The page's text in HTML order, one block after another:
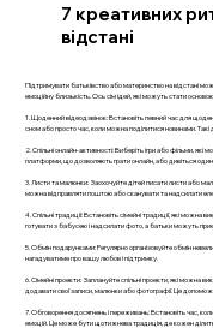
7 креативних
відстані
Підтримувати батьківство або материнство на відстані
емоційну близькість. Ось сім ідей, які можуть стати
1. Щоденний відеодзвінок: Встановіть певний час для
сном або просто час, коли можна поділитися новинами. Такі
2. Спільні онлайн-активності: Виберіть ігри або фільми, які
платформи, що дозволяють грати онлайн, або дивіться один
3. Листи та малюнки: Заохочуйте дітей писати листи або
можна відправляти поштою або сканувати та надсилати
4. Спільні традиції: Встановіть сімейні традиції, які
готувати з бабусею і надсилати фото, а батьки можуть
5. Обмін подарунками: Регулярно організовуйте обмін
нагадуватиме про вашу любов і підтримку.
6. Сімейні проекти: Заплануйте спільні проекти, які можна
додавати свої записи, малюнки або фотографії. Це
7. Обговорення досягнень і переживань: Встановіть час,
емоцій. Це може бути щотижнева традиція, де кожен